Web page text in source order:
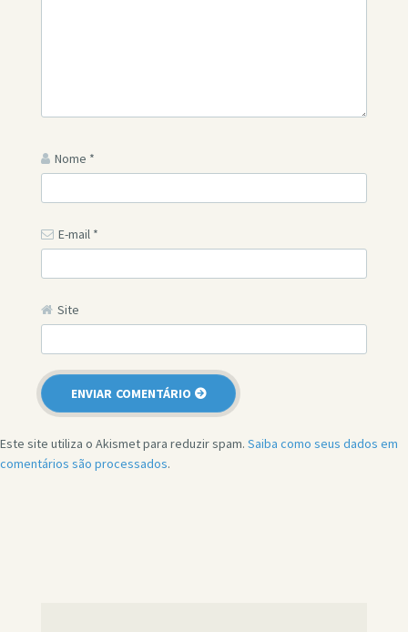
Nome *
E-mail *
Site
Este site utiliza o Akismet para reduzir spam. Saiba como seus dados em
comentários são processados.